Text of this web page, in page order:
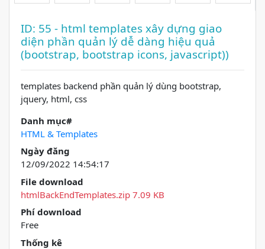
ID: 55 - html templates xây dựng giao
diện phần quản lý dễ dàng hiệu quả
(bootstrap, bootstrap icons, javascript))
templates backend phần quản lý dùng bootstrap,
jquery, html, css
Danh mục#
HTML & Templates
Ngày đăng
12/09/2022 14:54:17
File download
htmlBackEndTemplates.zip 7.09 KB
Phí download
Free
Thống kê